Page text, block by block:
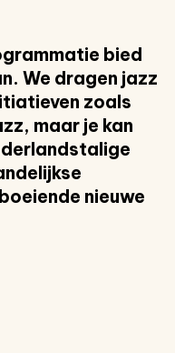
bied
We dragen jazz
zoals
maar je kan
nieuwe